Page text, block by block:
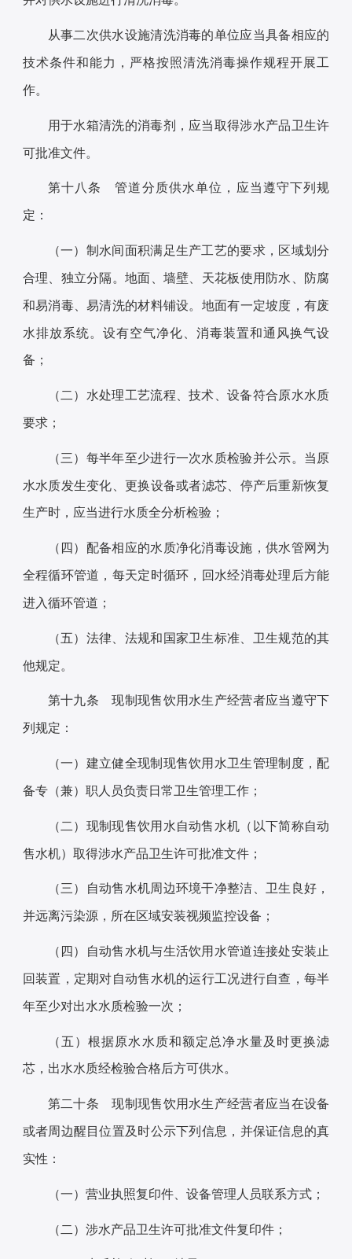
从事二次供水设施清洗消毒的单位应当具备相应的
技术条件和能力，严格按照清洗消毒操作规程开展工
作。
用于水箱清洗的消毒剂，应当取得涉水产品卫生许
可批准文件。
第十八条 管道分质供水单位，应当遵守下列规
定：
（一）制水间面积满足生产工艺的要求，区域划分
合理、独立分隔。地面、墙壁、天花板使用防水、防腐
和易消毒、易清洗的材料铺设。地面有一定坡度，有废
水排放系统。设有空气净化、消毒装置和通风换气设
备；
（二）水处理工艺流程、技术、设备符合原水水质
要求；
（三）每半年至少进行一次水质检验并公示。当原
水水质发生变化、更换设备或者滤芯、停产后重新恢复
生产时，应当进行水质全分析检验；
（四）配备相应的水质净化消毒设施，供水管网为
全程循环管道，每天定时循环，回水经消毒处理后方能
进入循环管道；
（五）法律、法规和国家卫生标准、卫生规范的其
他规定。
第十九条 现制现售饮用水生产经营者应当遵守下
列规定：
（一）建立健全现制现售饮用水卫生管理制度，配
备专（兼）职人员负责日常卫生管理工作；
（二）现制现售饮用水自动售水机（以下简称自动
售水机）取得涉水产品卫生许可批准文件；
（三）自动售水机周边环境干净整洁、卫生良好，
并远离污染源，所在区域安装视频监控设备；
（四）自动售水机与生活饮用水管道连接处安装止
回装置，定期对自动售水机的运行工况进行自查，每半
年至少对出水水质检验一次；
（五）根据原水水质和额定总净水量及时更换滤
芯，出水水质经检验合格后方可供水。
第二十条 现制现售饮用水生产经营者应当在设备
或者周边醒目位置及时公示下列信息，并保证信息的真
实性：
（一）营业执照复印件、设备管理人员联系方式；
（二）涉水产品卫生许可批准文件复印件；